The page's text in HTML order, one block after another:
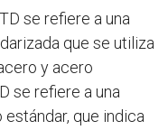
se refiere a una
que se utiliza
y acero
se refiere a una
que indica